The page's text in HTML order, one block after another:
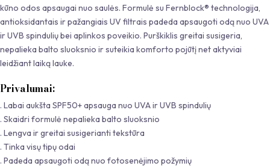
kūno odos apsaugai nuo saulės. Formulė su Fernblock® technologija,
antioksidantais ir pažangiais UV filtrais padeda apsaugoti odą nuo UVA
ir UVB spindulių bei aplinkos poveikio. Purškiklis greitai susigeria,
nepalieka balto sluoksnio ir suteikia komforto pojūtį net aktyviai
leidžiant laiką lauke.
Privalumai:
. Labai aukšta SPF50+ apsauga nuo UVA ir UVB spindulių
. Skaidri formulė nepalieka balto sluoksnio
. Lengva ir greitai susigerianti tekstūra
. Tinka visų tipų odai
. Padeda apsaugoti odą nuo fotosenėjimo požymių